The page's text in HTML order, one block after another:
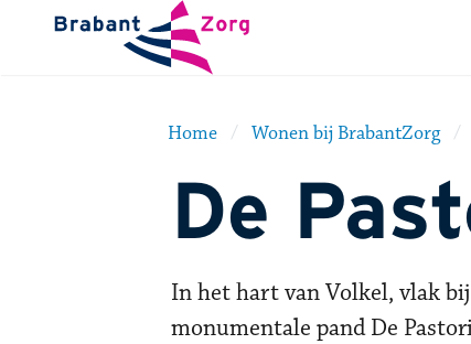
BrabantZorg Logo
Home Wonen bij BrabantZorg
De
In het hart van Volkel, vlak
monumentale pand De